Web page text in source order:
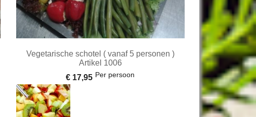
Vegetarische schotel ( vanaf 5 personen )
Artikel 1006
€ 17,95 Per persoon